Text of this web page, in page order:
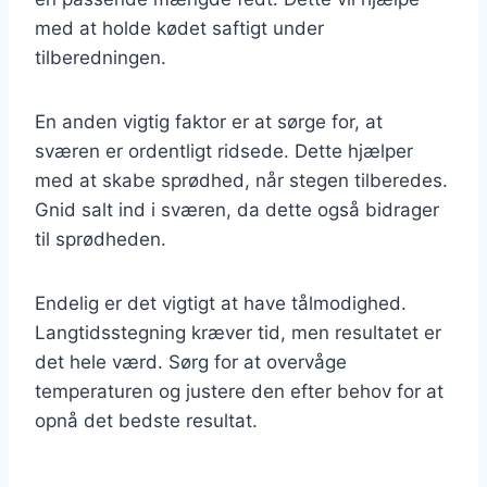
med at holde kødet saftigt under
tilberedningen.
En anden vigtig faktor er at sørge for, at
sværen er ordentligt ridsede. Dette hjælper
med at skabe sprødhed, når stegen tilberedes.
Gnid salt ind i sværen, da dette også bidrager
til sprødheden.
Endelig er det vigtigt at have tålmodighed.
Langtidsstegning kræver tid, men resultatet er
det hele værd. Sørg for at overvåge
temperaturen og justere den efter behov for at
opnå det bedste resultat.